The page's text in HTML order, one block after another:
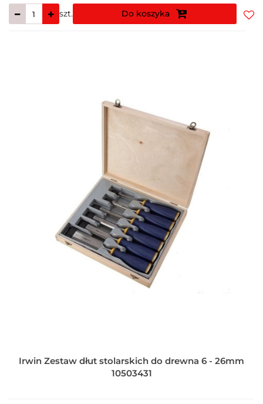
szt. Do koszyka
Irwin Zestaw dłut stolarskich do drewna 6 - 26mm
10503431